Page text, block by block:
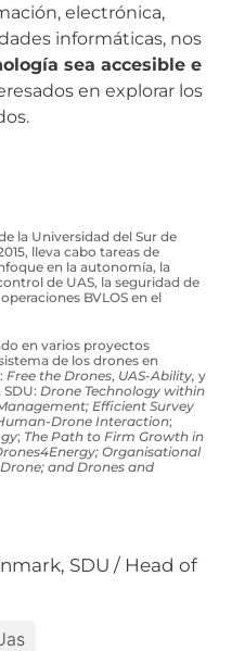
electrónica,
informáticas, nos
sea accesible e
en explorar los
la Universidad del Sur de
lleva cabo tareas de
en la autonomía, la
de UAS, la seguridad de
BVLOS en el
en varios proyectos
de los drones en
Free the Drones, UAS-Ability, y
Drone Technology within
Efficient Survey
Drone Interaction;
; The Path to Firm Growth in
Organisational
and Drones and
SDU / Head of